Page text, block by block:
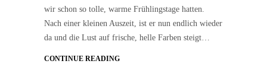
wir schon so tolle, warme Frühlingstage hatten.
Nach einer kleinen Auszeit, ist er nun endlich wieder
da und die Lust auf frische, helle Farben steigt…
CONTINUE READING